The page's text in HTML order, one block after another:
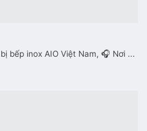
bếp inox AIO Việt Nam, 🎧 Nơi ...